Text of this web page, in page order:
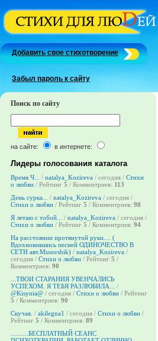
Добавить свое стихотворение
Забыл пароль к сайту
Поиск по сайту
на сайте: в интернете:
Лидеры голосования каталога
Время Ч... / natalya_Kozireva / сегодня / Стихи
о любви / Рейтинг 5 / Комментриев: 113
День сурка...
/ natalya_Kozireva / сегодня /
Стихи о любви / Рейтинг 5 / Комментриев: 98
Я летаю с тобой...
/ natalya_Kozireva / сегодня /
Стихи о любви / Рейтинг 5 / Комментриев: 94
На расстоянии протянутой руки.... (
Вдохновившись песней ОДИНОЧЕСТВО В
СЕТИ авт.Musorshik) / natalya_Kozireva /
сегодня / Стихи о любви / Рейтинг 5 /
Комментриев: 90
...ТВОИ СТАРАНИЯ УВЕНЧАЛИСЬ
УСПЕХОМ. Я ТЕБЯ РАЗЛЮБИЛА...
/
@Kisynia@ / сегодня / Стихи о любви / Рейтинг
5 / Комментриев: 90
Скучая. / akilegna1 / сегодня / Стихи о любви /
Рейтинг 5 / Комментриев: 89
..........БЕСПЛАТНЫЙ СЕАНС